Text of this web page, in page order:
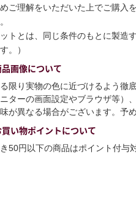
ご理解をいただいた上でご購入
ットとは、同じ条件のもとに製造
。）
画像について
限り実物の色に近づけるよう徹
ニターの画面設定やブラウザ等）
が異なる場合がございます。予
買い物ポイントについて
50円以下の商品はポイント付与